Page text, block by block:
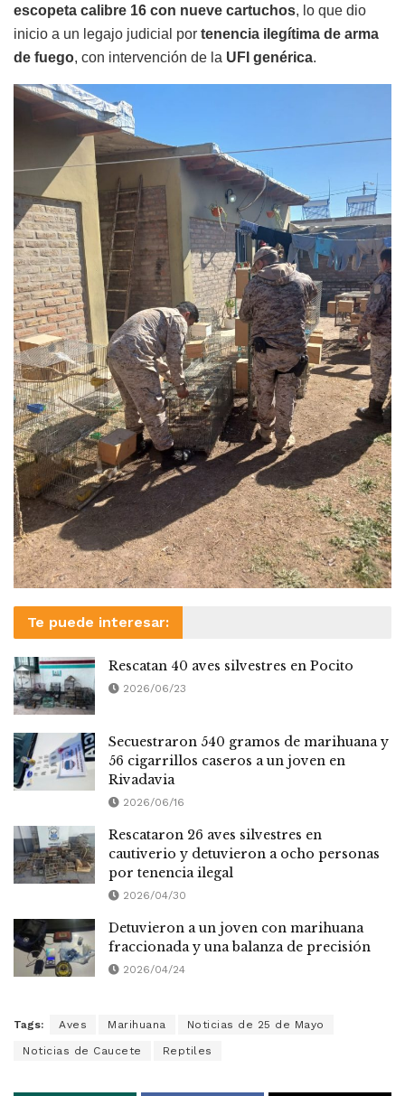
escopeta calibre 16 con nueve cartuchos, lo que dio
inicio a un legajo judicial por tenencia ilegítima de arma
de fuego, con intervención de la UFI genérica.
Te puede interesar:
Rescatan 40 aves silvestres en Pocito
2026/06/23
Secuestraron 540 gramos de marihuana y
56 cigarrillos caseros a un joven en
Rivadavia
2026/06/16
Rescataron 26 aves silvestres en
cautiverio y detuvieron a ocho personas
por tenencia ilegal
2026/04/30
Detuvieron a un joven con marihuana
fraccionada y una balanza de precisión
2026/04/24
Tags: Aves Marihuana Noticias de 25 de Mayo
Noticias de Caucete Reptiles